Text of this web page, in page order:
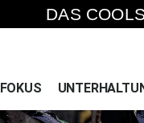
DAS
FOKUS